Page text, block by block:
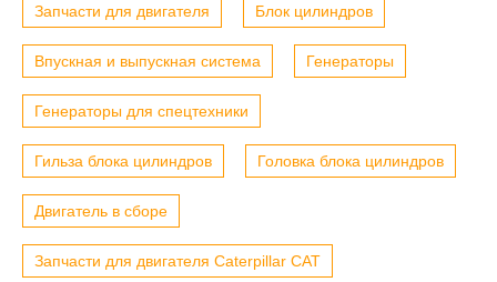
Запчасти для двигателя Блок цилиндров
Впускная и выпускная система Генераторы
Генераторы для спецтехники
Гильза блока цилиндров Головка блока цилиндров
Двигатель в сборе
Запчасти для двигателя Caterpillar CAT